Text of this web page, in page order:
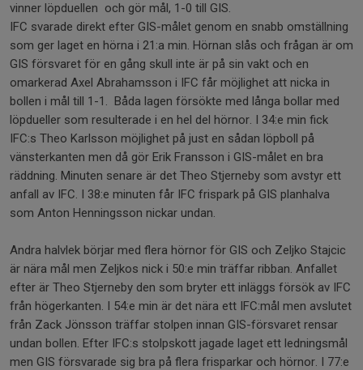
vinner löpduellen och gör mål, 1-0 till GIS.
IFC svarade direkt efter GIS-målet genom en snabb omställning
som ger laget en hörna i 21:a min. Hörnan slås och frågan är om
GIS försvaret för en gång skull inte är på sin vakt och en
omarkerad Axel Abrahamsson i IFC får möjlighet att nicka in
bollen i mål till 1-1. Båda lagen försökte med långa bollar med
löpdueller som resulterade i en hel del hörnor. I 34:e min fick
IFC:s Theo Karlsson möjlighet på just en sådan löpboll på
vänsterkanten men då gör Erik Fransson i GIS-målet en bra
räddning. Minuten senare är det Theo Stjerneby som avstyr ett
anfall av IFC. I 38:e minuten får IFC frispark på GIS planhalva
som Anton Henningsson nickar undan.
Andra halvlek börjar med flera hörnor för GIS och Zeljko Stajcic
är nära mål men Zeljkos nick i 50:e min träffar ribban. Anfallet
efter är Theo Stjerneby den som bryter ett inläggs försök av IFC
från högerkanten. I 54:e min är det nära ett IFC:mål men avslutet
från Zack Jönsson träffar stolpen innan GIS-försvaret rensar
undan bollen. Efter IFC:s stolpskott jagade laget ett ledningsmål
men GIS försvarade sig bra på flera frisparkar och hörnor. I 77:e